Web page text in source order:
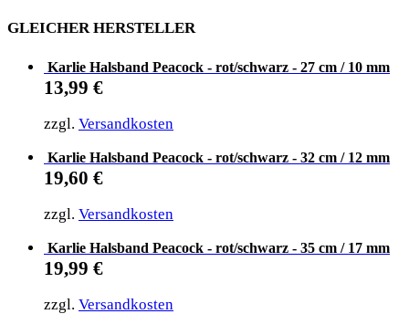
GLEICHER HERSTELLER
Karlie Halsband Peacock - rot/schwarz - 27 cm / 10 mm
13,99 €
zzgl. Versandkosten
Karlie Halsband Peacock - rot/schwarz - 32 cm / 12 mm
19,60 €
zzgl. Versandkosten
Karlie Halsband Peacock - rot/schwarz - 35 cm / 17 mm
19,99 €
zzgl. Versandkosten